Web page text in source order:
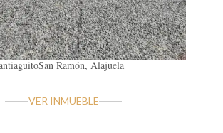
San Ramón, Alajuela
VER INMUEBLE